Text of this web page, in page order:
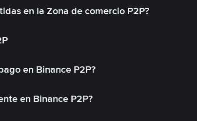
en la Zona de comercio P2P?
en Binance P2P?
en Binance P2P?